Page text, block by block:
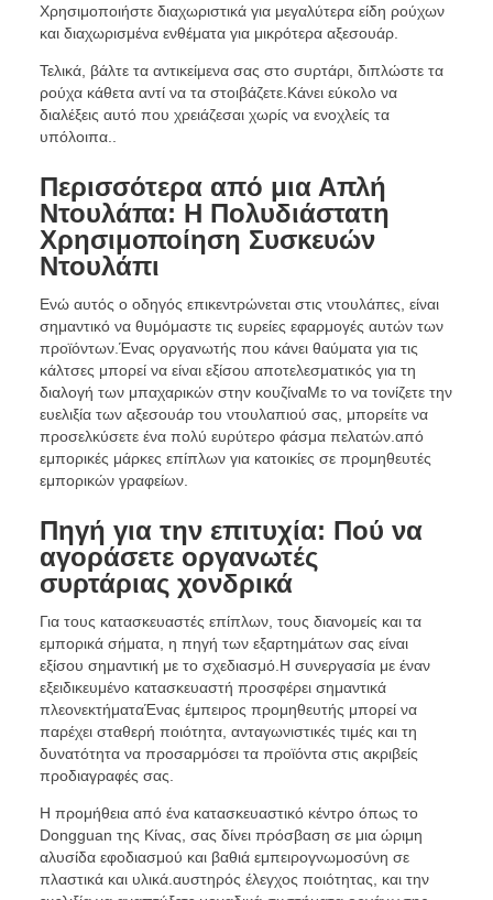
Χρησιμοποιήστε διαχωριστικά για μεγαλύτερα είδη ρούχων
και διαχωρισμένα ενθέματα για μικρότερα αξεσουάρ.
Τελικά, βάλτε τα αντικείμενα σας στο συρτάρι, διπλώστε τα
ρούχα κάθετα αντί να τα στοιβάζετε.Κάνει εύκολο να
διαλέξεις αυτό που χρειάζεσαι χωρίς να ενοχλείς τα
υπόλοιπα..
Περισσότερα από μια Απλή
Ντουλάπα: Η Πολυδιάστατη
Χρησιμοποίηση Συσκευών
Ντουλάπι
Ενώ αυτός ο οδηγός επικεντρώνεται στις ντουλάπες, είναι
σημαντικό να θυμόμαστε τις ευρείες εφαρμογές αυτών των
προϊόντων.Ένας οργανωτής που κάνει θαύματα για τις
κάλτσες μπορεί να είναι εξίσου αποτελεσματικός για τη
διαλογή των μπαχαρικών στην κουζίναΜε το να τονίζετε την
ευελιξία των αξεσουάρ του ντουλαπιού σας, μπορείτε να
προσελκύσετε ένα πολύ ευρύτερο φάσμα πελατών.από
εμπορικές μάρκες επίπλων για κατοικίες σε προμηθευτές
εμπορικών γραφείων.
Πηγή για την επιτυχία: Πού να
αγοράσετε οργανωτές
συρτάριας χονδρικά
Για τους κατασκευαστές επίπλων, τους διανομείς και τα
εμπορικά σήματα, η πηγή των εξαρτημάτων σας είναι
εξίσου σημαντική με το σχεδιασμό.Η συνεργασία με έναν
εξειδικευμένο κατασκευαστή προσφέρει σημαντικά
πλεονεκτήματαΈνας έμπειρος προμηθευτής μπορεί να
παρέχει σταθερή ποιότητα, ανταγωνιστικές τιμές και τη
δυνατότητα να προσαρμόσει τα προϊόντα στις ακριβείς
προδιαγραφές σας.
Η προμήθεια από ένα κατασκευαστικό κέντρο όπως το
Dongguan της Κίνας, σας δίνει πρόσβαση σε μια ώριμη
αλυσίδα εφοδιασμού και βαθιά εμπειρογνωμοσύνη σε
πλαστικά και υλικά.αυστηρός έλεγχος ποιότητας, και την